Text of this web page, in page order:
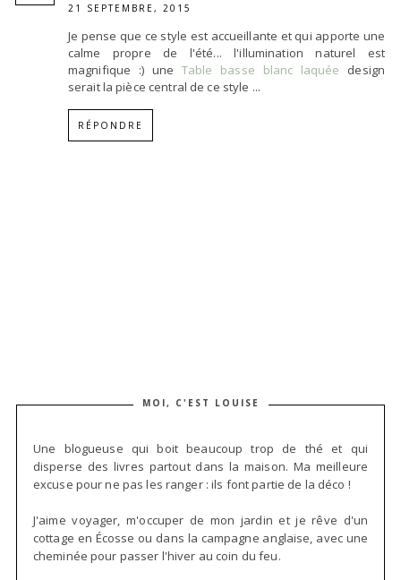
21 SEPTEMBRE, 2015
Je pense que ce style est accueillante et qui apporte une
calme propre de l'été... l'illumination naturel est
magnifique :) une Table basse blanc laquée design
serait la pièce central de ce style ...
RÉPONDRE
MOI, C'EST LOUISE
Une blogueuse qui boit beaucoup trop de thé et qui
disperse des livres partout dans la maison. Ma meilleure
excuse pour ne pas les ranger : ils font partie de la déco !
J'aime voyager, m'occuper de mon jardin et je rêve d'un
cottage en Écosse ou dans la campagne anglaise, avec une
cheminée pour passer l'hiver au coin du feu.